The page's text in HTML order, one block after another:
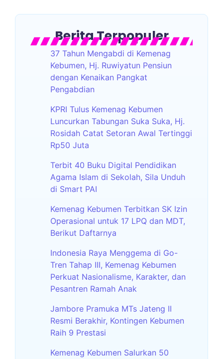
Berita Terpopuler
37 Tahun Mengabdi di Kemenag
Kebumen, Hj. Ruwiyatun Pensiun
dengan Kenaikan Pangkat
Pengabdian
KPRI Tulus Kemenag Kebumen
Luncurkan Tabungan Suka Suka, Hj.
Rosidah Catat Setoran Awal Tertinggi
Rp50 Juta
Terbit 40 Buku Digital Pendidikan
Agama Islam di Sekolah, Sila Unduh
di Smart PAI
Kemenag Kebumen Terbitkan SK Izin
Operasional untuk 17 LPQ dan MDT,
Berikut Daftarnya
Indonesia Raya Menggema di Go-
Tren Tahap III, Kemenag Kebumen
Perkuat Nasionalisme, Karakter, dan
Pesantren Ramah Anak
Jambore Pramuka MTs Jateng II
Resmi Berakhir, Kontingen Kebumen
Raih 9 Prestasi
Kemenag Kebumen Salurkan 50